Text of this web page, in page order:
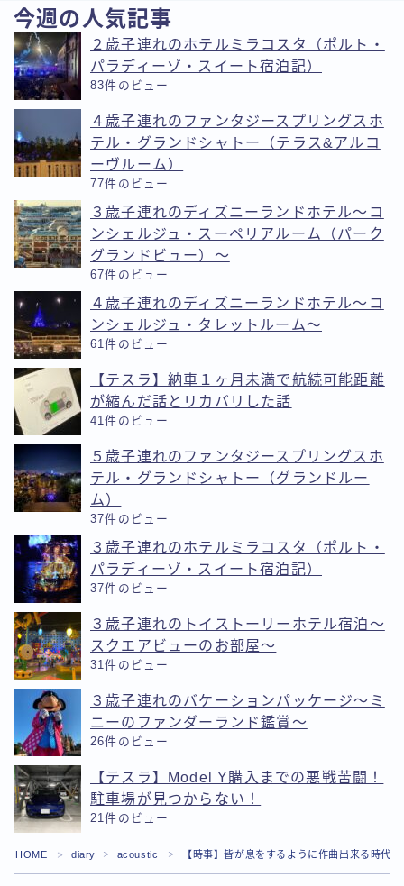
Follow Me
今週の人気記事
２歳子連れのホテルミラコスタ（ポルト・
パラディーゾ・スイート宿泊記）
83件のビュー
４歳子連れのファンタジースプリングスホ
テル・グランドシャトー（テラス&アルコ
ーヴルーム）
77件のビュー
３歳子連れのディズニーランドホテル〜コ
ンシェルジュ・スーペリアルーム（パーク
グランドビュー）〜
67件のビュー
４歳子連れのディズニーランドホテル〜コ
ンシェルジュ・タレットルーム〜
61件のビュー
【テスラ】納車１ヶ月未満で航続可能距離
が縮んだ話とリカバリした話
41件のビュー
５歳子連れのファンタジースプリングスホ
テル・グランドシャトー（グランドルー
ム）
37件のビュー
３歳子連れのホテルミラコスタ（ポルト・
パラディーゾ・スイート宿泊記）
37件のビュー
３歳子連れのトイストーリーホテル宿泊〜
スクエアビューのお部屋〜
31件のビュー
３歳子連れのバケーションパッケージ〜ミ
ニーのファンダーランド鑑賞〜
26件のビュー
【テスラ】Model Y購入までの悪戦苦闘！
駐車場が見つからない！
21件のビュー
HOME ＞ diary ＞ acoustic ＞ 【時事】皆が息をするように作曲出来る時代